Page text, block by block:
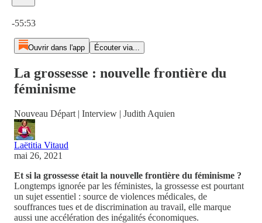
-55:53
Ouvrir dans l'app Écouter via...
La grossesse : nouvelle frontière du
féminisme
Nouveau Départ | Interview | Judith Aquien
Laëtitia Vitaud
mai 26, 2021
Et si la grossesse était la nouvelle frontière du féminisme ?
Longtemps ignorée par les féministes, la grossesse est pourtant
un sujet essentiel : source de violences médicales, de
souffrances tues et de discrimination au travail, elle marque
aussi une accélération des inégalités économiques.